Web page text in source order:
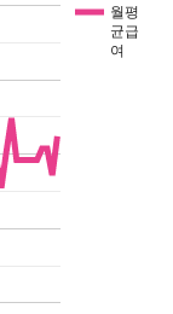
월평
균급
여